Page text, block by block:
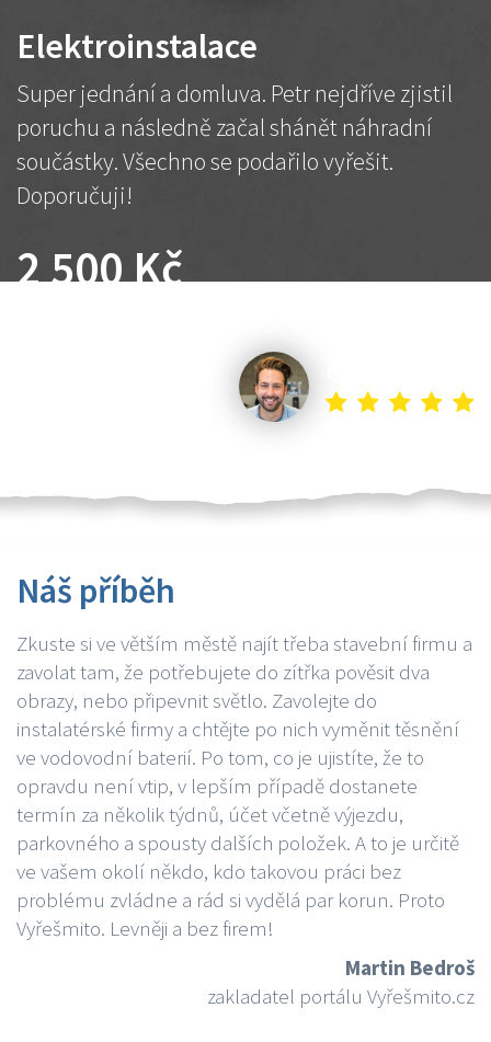
Elektroinstalace
Super jednání a domluva. Petr nejdříve zjistil
poruchu a následně začal shánět náhradní
součástky. Všechno se podařilo vyřešit.
Doporučuji!
2 500 Kč
Náš příběh
Zkuste si ve větším městě najít třeba stavební firmu a
zavolat tam, že potřebujete do zítřka pověsit dva
obrazy, nebo připevnit světlo. Zavolejte do
instalatérské firmy a chtějte po nich vyměnit těsnění
ve vodovodní baterií. Po tom, co je ujistíte, že to
opravdu není vtip, v lepším případě dostanete
termín za několik týdnů, účet včetně výjezdu,
parkovného a spousty dalších položek. A to je určitě
ve vašem okolí někdo, kdo takovou práci bez
problému zvládne a rád si vydělá par korun. Proto
Vyřešmito. Levněji a bez firem!
Martin Bedroš
zakladatel portálu Vyřešmito.cz